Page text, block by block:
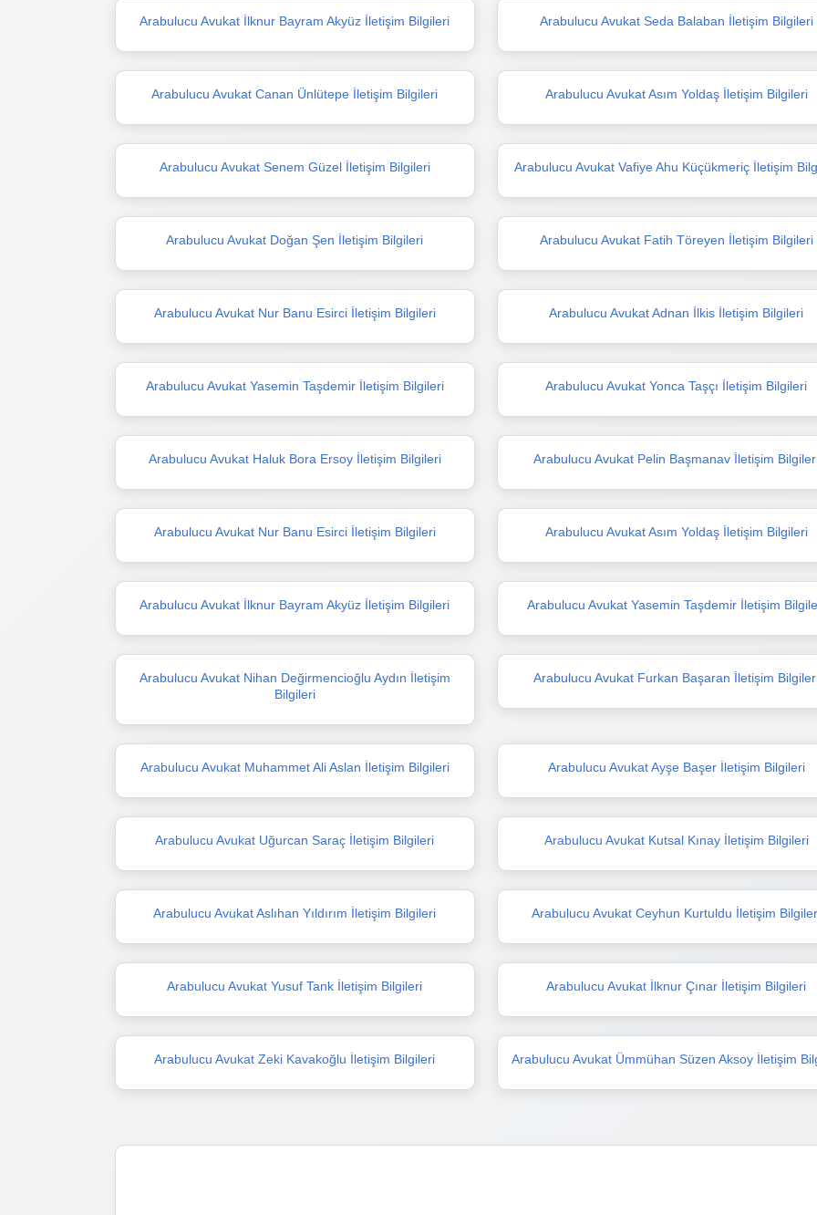
Arabulucu Avukat İlknur Bayram Akyüz İletişim Bilgileri Arabulucu Avukat Seda Balaban İletişim Bilgileri
Arabulucu Avukat Canan Ünlütepe İletişim Bilgileri Arabulucu Avukat Asım Yoldaş İletişim Bilgileri
Arabulucu Avukat Senem Güzel İletişim Bilgileri Arabulucu Avukat Vafiye Ahu Küçükmeriç İletişim
Arabulucu Avukat Doğan Şen İletişim Bilgileri Arabulucu Avukat Fatih Töreyen İletişim Bilgileri
Arabulucu Avukat Nur Banu Esirci İletişim Bilgileri Arabulucu Avukat Adnan İlkis İletişim Bilgileri
Arabulucu Avukat Yasemin Taşdemir İletişim Bilgileri Arabulucu Avukat Yonca Taşçı İletişim Bilgileri
Arabulucu Avukat Haluk Bora Ersoy İletişim Bilgileri Arabulucu Avukat Pelin Başmanav İletişim
Arabulucu Avukat Nur Banu Esirci İletişim Bilgileri Arabulucu Avukat Asım Yoldaş İletişim Bilgileri
Arabulucu Avukat İlknur Bayram Akyüz İletişim Bilgileri Arabulucu Avukat Yasemin Taşdemir İletişim
Arabulucu Avukat Nihan Değirmencioğlu Aydın İletişim
Bilgileri
Arabulucu Avukat Furkan Başaran İletişim
Arabulucu Avukat Muhammet Ali Aslan İletişim Bilgileri Arabulucu Avukat Ayşe Başer İletişim Bilgileri
Arabulucu Avukat Uğurcan Saraç İletişim Bilgileri Arabulucu Avukat Kutsal Kınay İletişim Bilgileri
Arabulucu Avukat Aslıhan Yıldırım İletişim Bilgileri Arabulucu Avukat Ceyhun Kurtuldu İletişim
Arabulucu Avukat Yusuf Tank İletişim Bilgileri Arabulucu Avukat İlknur Çınar İletişim Bilgileri
Arabulucu Avukat Zeki Kavakoğlu İletişim Bilgileri Arabulucu Avukat Ümmühan Süzen Aksoy İletişim